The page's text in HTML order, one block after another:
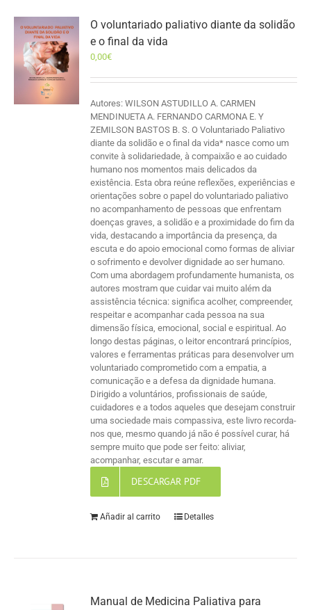
O voluntariado paliativo diante da solidão
e o final da vida
0,00€
Autores: WILSON ASTUDILLO A. CARMEN
MENDINUETA A. FERNANDO CARMONA E. Y
ZEMILSON BASTOS B. S. O Voluntariado Paliativo
diante da solidão e o final da vida* nasce como um
convite à solidariedade, à compaixão e ao cuidado
humano nos momentos mais delicados da
existência. Esta obra reúne reflexões, experiências e
orientações sobre o papel do voluntariado paliativo
no acompanhamento de pessoas que enfrentam
doenças graves, a solidão e a proximidade do fim da
vida, destacando a importância da presença, da
escuta e do apoio emocional como formas de aliviar
o sofrimento e devolver dignidade ao ser humano.
Com uma abordagem profundamente humanista, os
autores mostram que cuidar vai muito além da
assistência técnica: significa acolher, compreender,
respeitar e acompanhar cada pessoa na sua
dimensão física, emocional, social e espiritual. Ao
longo destas páginas, o leitor encontrará princípios,
valores e ferramentas práticas para desenvolver um
voluntariado comprometido com a empatia, a
comunicação e a defesa da dignidade humana.
Dirigido a voluntários, profissionais de saúde,
cuidadores e a todos aqueles que desejam construir
uma sociedade mais compassiva, este livro recorda-
nos que, mesmo quando já não é possível curar, há
sempre muito que pode ser feito: aliviar,
acompanhar, escutar e amar.
DESCARGAR PDF
Añadir al carrito Detalles
Manual de Medicina Paliativa para